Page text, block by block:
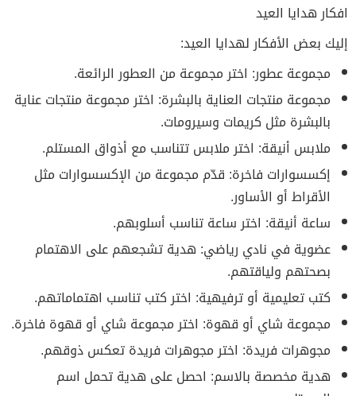
افكار هدايا العيد
إليك بعض الأفكار لهدايا العيد:
مجموعة عطور: اختر مجموعة من العطور الرائعة.
مجموعة منتجات العناية بالبشرة: اختر مجموعة منتجات عناية
بالبشرة مثل كريمات وسيرومات.
ملابس أنيقة: اختر ملابس تتناسب مع أذواق المستلم.
إكسسوارات فاخرة: قدّم مجموعة من الإكسسوارات مثل
الأقراط أو الأساور.
ساعة أنيقة: اختر ساعة تناسب أسلوبهم.
عضوية في نادي رياضي: هدية تشجعهم على الاهتمام
بصحتهم ولياقتهم.
كتب تعليمية أو ترفيهية: اختر كتب تناسب اهتماماتهم.
مجموعة شاي أو قهوة: اختر مجموعة شاي أو قهوة فاخرة.
مجوهرات فريدة: اختر مجوهرات فريدة تعكس ذوقهم.
هدية مخصصة بالاسم: احصل على هدية تحمل اسم